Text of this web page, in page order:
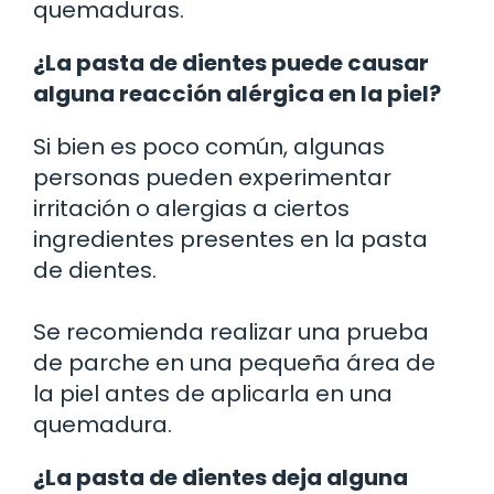
quemaduras.
¿La pasta de dientes puede causar
alguna reacción alérgica en la piel?
Si bien es poco común, algunas
personas pueden experimentar
irritación o alergias a ciertos
ingredientes presentes en la pasta
de dientes.
Se recomienda realizar una prueba
de parche en una pequeña área de
la piel antes de aplicarla en una
quemadura.
¿La pasta de dientes deja alguna